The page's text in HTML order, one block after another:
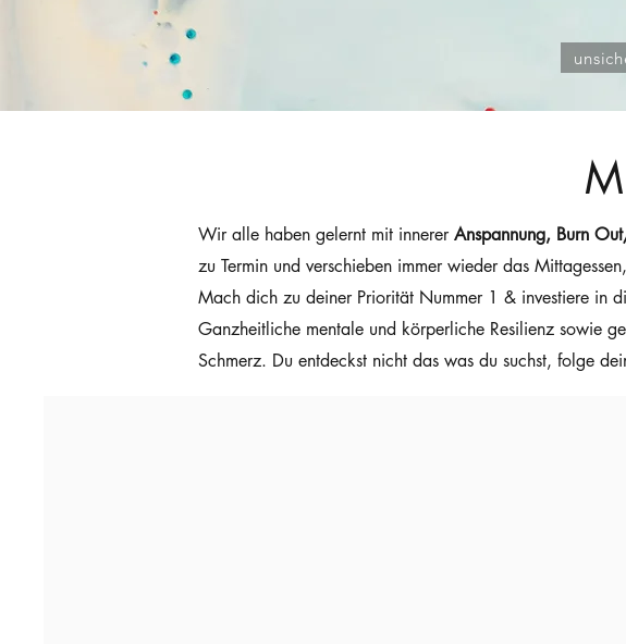
Wir alle haben gelernt mit innerer Anspannung, Burn
zu Termin und verschieben immer wieder das
Mach dich zu deiner Priorität Nummer 1 & investiere in
Ganzheitliche mentale und körperliche Resilienz sowie
Schmerz. Du entdeckst nicht das was du suchst, folge